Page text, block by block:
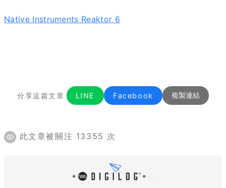
Native Instruments Reaktor 6
分享這篇文章 LINE Facebook 複製連結
此文章被關注 13355 次